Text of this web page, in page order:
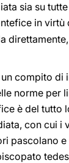
sia su
in
compito
norme per
è del tutto
con cui i
pascolano